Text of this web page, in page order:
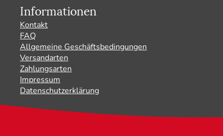
Informationen
Kontakt
FAQ
Allgemeine Geschäftsbedingungen
Versandarten
Zahlungsarten
Impressum
Datenschutzerklärung